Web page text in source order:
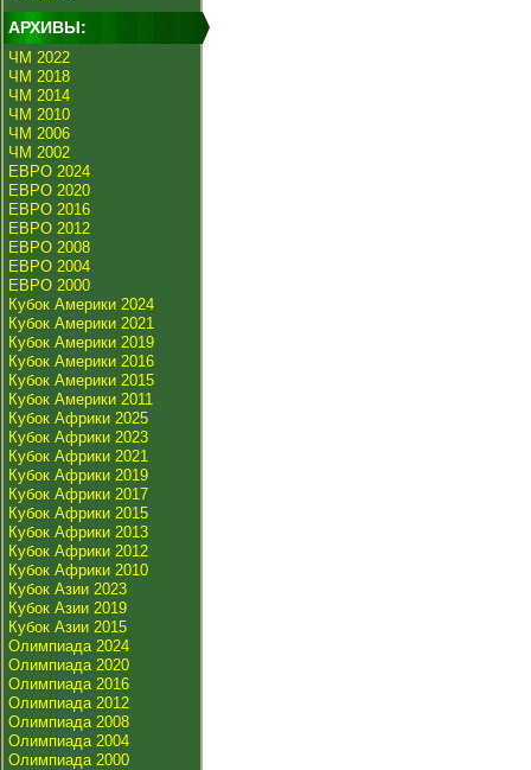
АРХИВЫ:
ЧМ 2022
ЧМ 2018
ЧМ 2014
ЧМ 2010
ЧМ 2006
ЧМ 2002
ЕВРО 2024
ЕВРО 2020
ЕВРО 2016
ЕВРО 2012
ЕВРО 2008
ЕВРО 2004
ЕВРО 2000
Кубок Америки 2024
Кубок Америки 2021
Кубок Америки 2019
Кубок Америки 2016
Кубок Америки 2015
Кубок Америки 2011
Кубок Африки 2025
Кубок Африки 2023
Кубок Африки 2021
Кубок Африки 2019
Кубок Африки 2017
Кубок Африки 2015
Кубок Африки 2013
Кубок Африки 2012
Кубок Африки 2010
Кубок Азии 2023
Кубок Азии 2019
Кубок Азии 2015
Олимпиада 2024
Олимпиада 2020
Олимпиада 2016
Олимпиада 2012
Олимпиада 2008
Олимпиада 2004
Олимпиада 2000